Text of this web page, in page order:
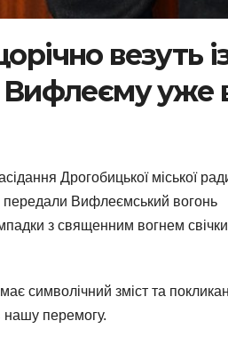
везуть
Вифлеєму уже
Дрогобицької міської
передали Вифлеємський вогонь
з священним вогнем свічки
символічний зміст та
нашу перемогу.